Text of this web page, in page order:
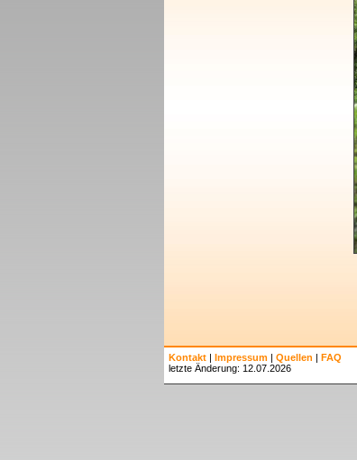
Kontakt | Impressum | Quellen | FAQ
letzte Änderung: 12.07.2026